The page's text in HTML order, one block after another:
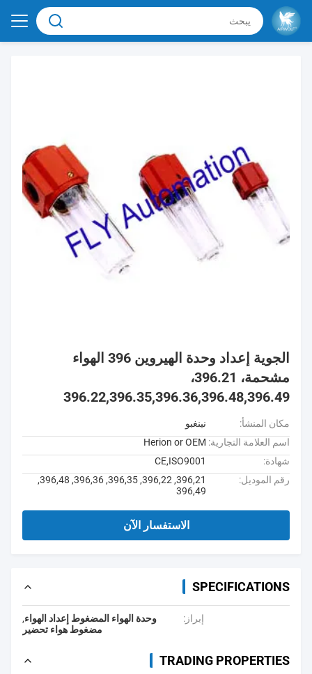
الجوية إعداد وحدة الهيروين 396 الهواء
مشحمة، 396.21،
396.22,396.35,396.36,396.48,396.49
مكان المنشأ:
نينغبو
اسم العلامة التجارية: Herion or OEM
شهادة:
CE,ISO9001
رقم الموديل:
396,21, 396,22, 396,35, 396,36, 396,48,
396,49
الاستفسار الآن
SPECIFICATIONS
إبراز: وحدة الهواء المضغوط إعداد الهواء,
مضغوط هواء تحضير
TRADING PROPERTIES